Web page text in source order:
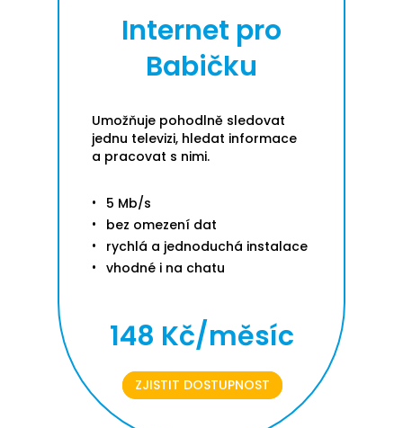
Internet pro
Babičku
Umožňuje pohodlně sledovat
jednu televizi, hledat informace
a pracovat s nimi.
5 Mb/s
bez omezení dat
rychlá a jednoduchá instalace
vhodné i na chatu
148 Kč/měsíc
ZJISTIT DOSTUPNOST